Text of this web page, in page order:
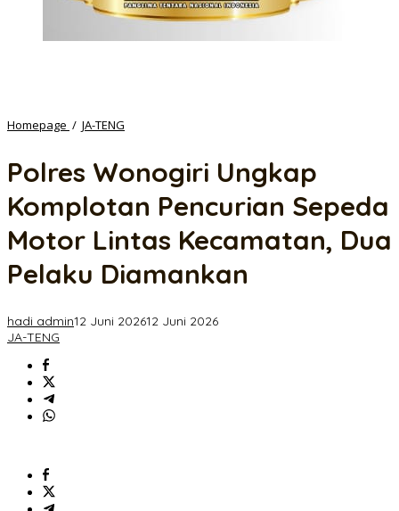
Homepage / JA-TENG
Komplotan
Pencurian
Sepeda
Motor
Lintas
Kecamatan,
Dua
Pelaku
Polres Wonogiri Ungkap
Komplotan Pencurian Sepeda
Motor Lintas Kecamatan, Dua
Pelaku Diamankan
hadi admin12 Juni 202612 Juni 2026
JA-TENG